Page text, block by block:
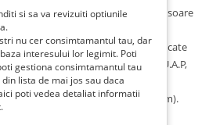
mari si oceane, porturi, apusuri de soare
sau pastel, sunt originale si unicate
Gabriela Calinoiu, membra U.A.P,
miniaturi).și de la 150 Lei ( 32x43 cm).
gratuit.
si sa va revizuiti optiunile
nu cer consimtamantul tau, dar
interesului lor legimit. Poti
gestiona consimtamantul tau
lista de mai jos sau daca
poti vedea detaliat informatii